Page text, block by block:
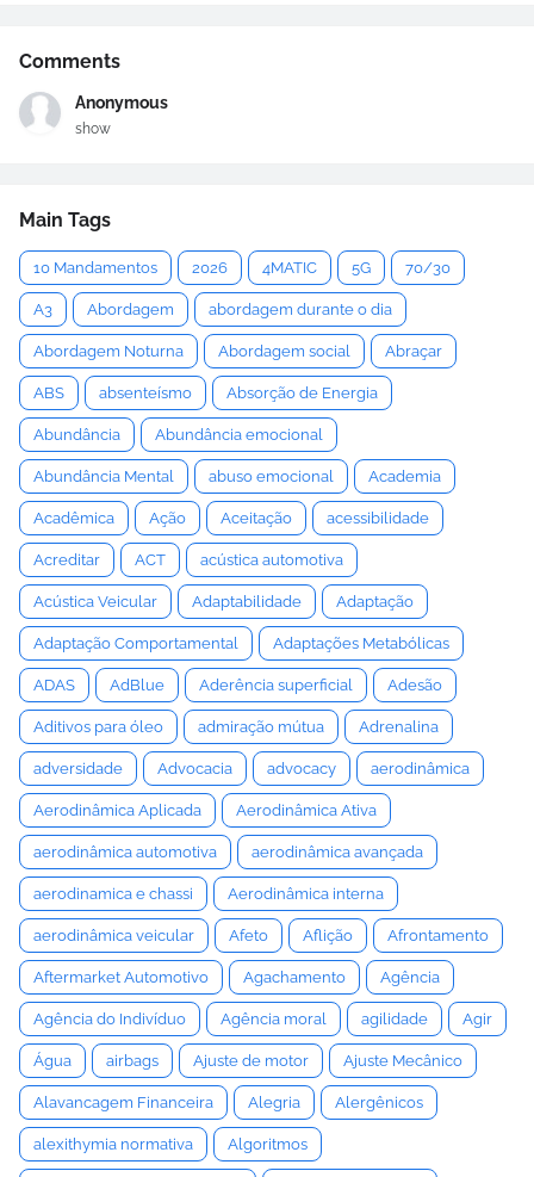
Comments
Anonymous
show
Main Tags
10 Mandamentos 2026 4MATIC 5G 70/30
A3 Abordagem abordagem durante o dia
Abordagem Noturna Abordagem social Abraçar
ABS absenteísmo Absorção de Energia
Abundância Abundância emocional
Abundância Mental abuso emocional Academia
Acadêmica Ação Aceitação acessibilidade
Acreditar ACT acústica automotiva
Acústica Veicular Adaptabilidade Adaptação
Adaptação Comportamental Adaptações Metabólicas
ADAS AdBlue Aderência superficial Adesão
Aditivos para óleo admiração mútua Adrenalina
adversidade Advocacia advocacy aerodinâmica
Aerodinâmica Aplicada Aerodinâmica Ativa
aerodinâmica automotiva aerodinâmica avançada
aerodinamica e chassi Aerodinâmica interna
aerodinâmica veicular Afeto Aflição Afrontamento
Aftermarket Automotivo Agachamento Agência
Agência do Indivíduo Agência moral agilidade Agir
Água airbags Ajuste de motor Ajuste Mecânico
Alavancagem Financeira Alegria Alergênicos
alexithymia normativa Algoritmos